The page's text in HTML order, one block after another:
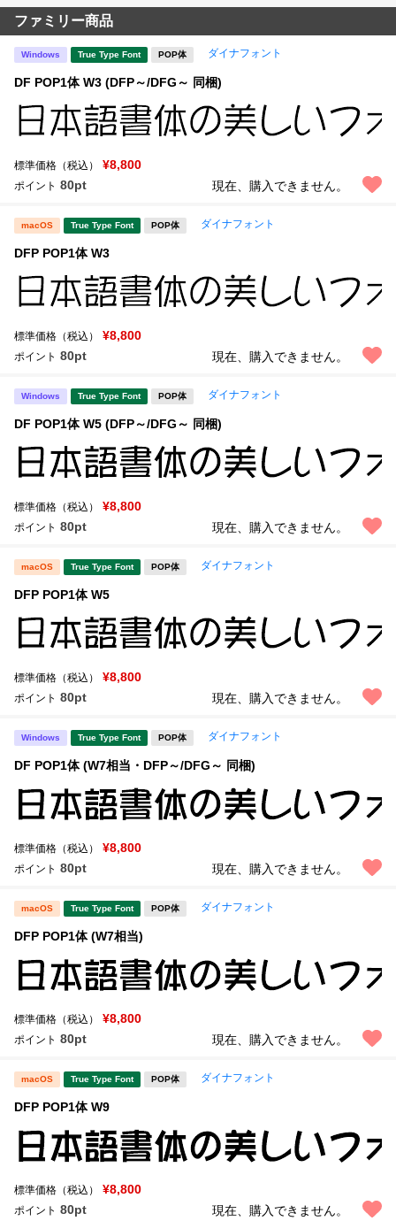
ファミリー商品
Windows True Type Font POP体 ダイナフォント
DF POP1体 W3 (DFP～/DFG～ 同梱)
標準価格（税込） ¥8,800
ポイント 80pt 現在、購入できません。
macOS True Type Font POP体 ダイナフォント
DFP POP1体 W3
標準価格（税込） ¥8,800
ポイント 80pt 現在、購入できません。
Windows True Type Font POP体 ダイナフォント
DF POP1体 W5 (DFP～/DFG～ 同梱)
標準価格（税込） ¥8,800
ポイント 80pt 現在、購入できません。
macOS True Type Font POP体 ダイナフォント
DFP POP1体 W5
標準価格（税込） ¥8,800
ポイント 80pt 現在、購入できません。
Windows True Type Font POP体 ダイナフォント
DF POP1体 (W7相当・DFP～/DFG～ 同梱)
標準価格（税込） ¥8,800
ポイント 80pt 現在、購入できません。
macOS True Type Font POP体 ダイナフォント
DFP POP1体 (W7相当)
標準価格（税込） ¥8,800
ポイント 80pt 現在、購入できません。
macOS True Type Font POP体 ダイナフォント
DFP POP1体 W9
標準価格（税込） ¥8,800
ポイント 80pt 現在、購入できません。